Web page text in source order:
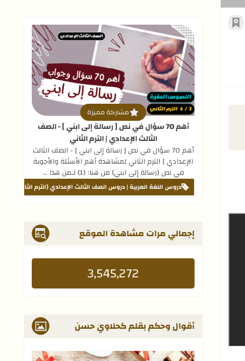
أضف إلى العلامات المرجعية
قراءة المزيد عن أهم 70 سؤال في نص [ رسالة إلى ابني ] - الصف الثالث الإعدادي | الترم الثاني
مشاركة مميزة
أهم 70 سؤال في نص [ رسالة إلى ابني ] - الصف
الثالث الإعدادي | الترم الثاني
أهم 70 سؤال في نص [ رسالة إلى ابني ] - الصف الثالث
الإعدادي | الترم الثاني لمشاهدة أهم الأسئلة والأجوبة
في نص (رسالة إلى ابني) من هنا: (1) لـمن هذا …
دروس اللغة العربية | دروس الصف الثالث الإعدادي (الترم الثاني)
إجمالي مرات مشاهدة الموقع
3,545,272
أقوال وحكم بقلم كحلاوي حسن